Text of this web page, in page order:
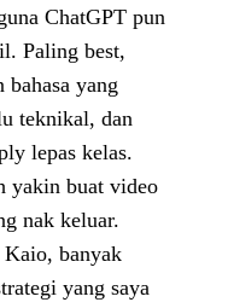
ChatGPT pun
Paling best,
yang
teknikal, dan
lepas kelas.
yakin buat video
nak keluar.
banyak
yang saya